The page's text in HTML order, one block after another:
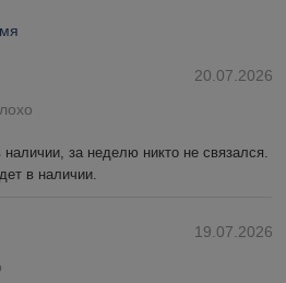
20.07.2026
наличии, за неделю никто не связался.
в наличии.
19.07.2026